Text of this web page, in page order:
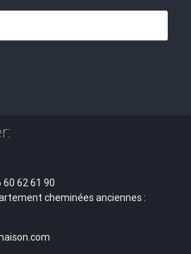
60 62 61 90
cheminées anciennes :